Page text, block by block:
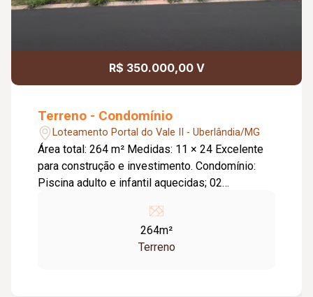
R$ 350.000,00 V
Terreno - Condomínio
Loteamento Portal do Vale II - Uberlândia/MG
Área total: 264 m² Medidas: 11 × 24 Excelente
para construção e investimento. Condomínio:
Piscina adulto e infantil aquecidas; 02
Brinquedoteca (climatizada); Espaço Pet;
Espaço Zen; Salão de jogos (climatizado);
Academia completa (climatizada); Academia ao
264m²
Terreno